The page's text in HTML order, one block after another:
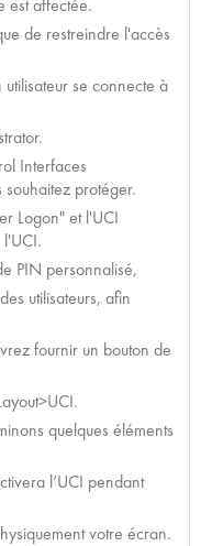
est affectée.
de restreindre l'accès
se connecte à
Interfaces
protéger.
Logon" et l'UCI
PIN personnalisé,
utilisateurs, afin
fournir un bouton de
quelques éléments
l’UCI pendant
votre écran.